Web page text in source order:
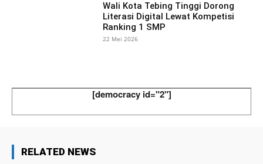
Wali Kota Tebing Tinggi Dorong
Literasi Digital Lewat Kompetisi
Ranking 1 SMP
22 Mei 2026
[democracy id="2"]
RELATED NEWS